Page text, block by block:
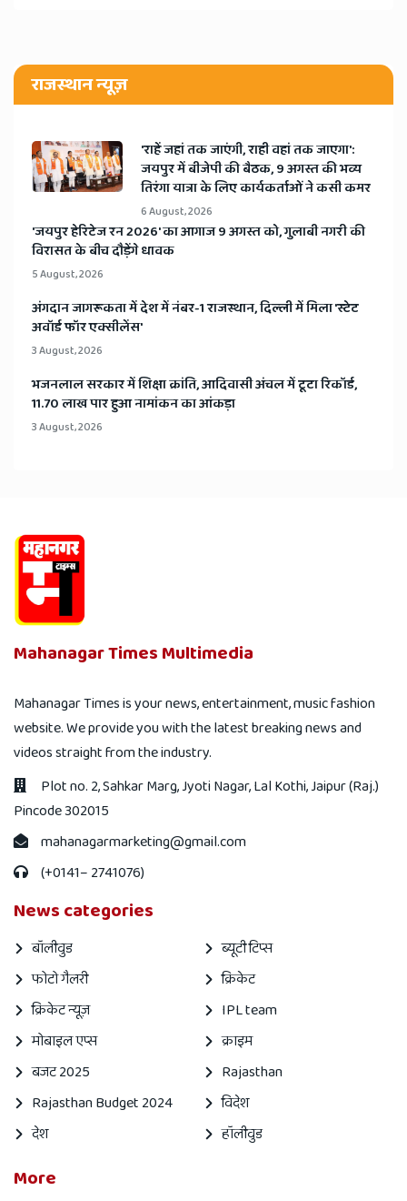
राजस्थान न्यूज़
'राहें जहां तक जाएंगी, राही वहां तक जाएगा':
जयपुर में बीजेपी की बैठक, 9 अगस्त की भव्य
तिरंगा यात्रा के लिए कार्यकर्ताओं ने कसी कमर
6 August, 2026
​'जयपुर हेरिटेज रन 2026' का आगाज 9 अगस्त को, गुलाबी नगरी की
विरासत के बीच दौड़ेंगे धावक
5 August, 2026
अंगदान जागरूकता में देश में नंबर-1 राजस्थान, दिल्ली में मिला 'स्टेट
अवॉर्ड फॉर एक्सीलेंस'
3 August, 2026
भजनलाल सरकार में शिक्षा क्रांति, आदिवासी अंचल में टूटा रिकॉर्ड,
11.70 लाख पार हुआ नामांकन का आंकड़ा
3 August, 2026
Mahanagar Times Multimedia
Mahanagar Times is your news, entertainment, music fashion
website. We provide you with the latest breaking news and
videos straight from the industry.
Plot no. 2, Sahkar Marg, Jyoti Nagar, Lal Kothi, Jaipur (Raj.)
Pincode 302015
mahanagarmarketing@gmail.com
(+0141– 2741076)
News categories
बॉलीवुड
ब्यूटी टिप्स
फोटो गैलरी
क्रिकेट
क्रिकेट न्यूज़
IPL team
मोबाइल एप्स
क्राइम
बजट 2025
Rajasthan
Rajasthan Budget 2024
विदेश
देश
हॉलीवुड
More